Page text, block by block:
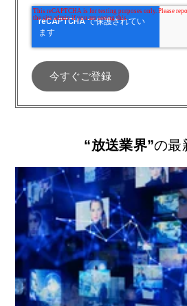
“放送業界”の最